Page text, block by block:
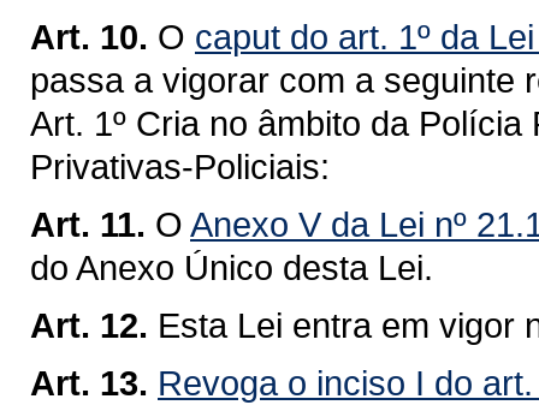
Art. 10. O caput do art. 1º da
passa a vigorar com a seguinte
Art. 1º Cria no âmbito da
Privativas-Policiais:
Art. 11. O Anexo V da Lei nº
do Anexo Único desta Lei.
Art. 12. Esta Lei entra em vigor
Art. 13. Revoga o inciso I do